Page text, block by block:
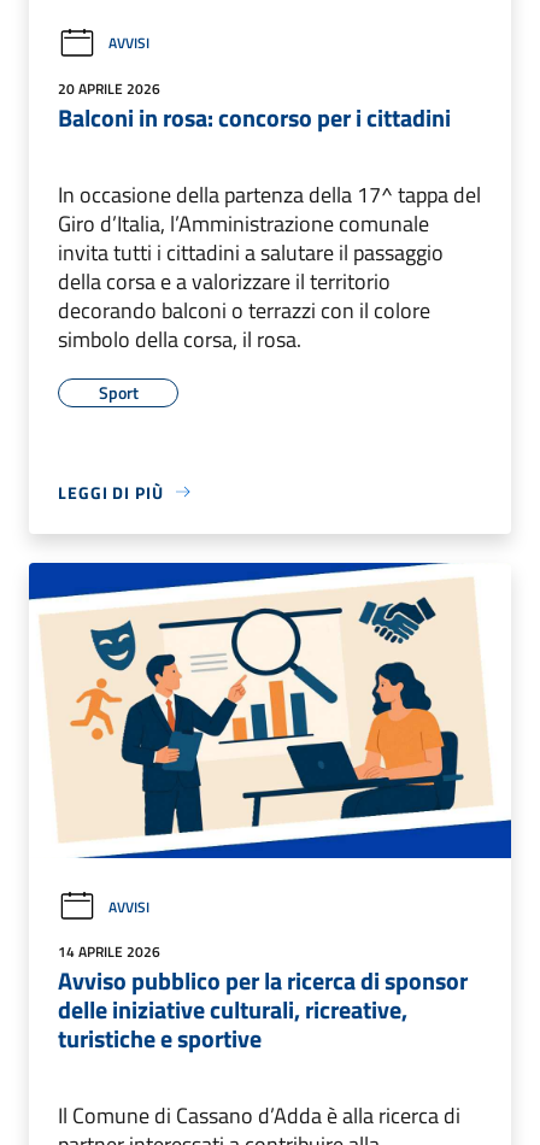
AVVISI
20 APRILE 2026
Balconi in rosa: concorso per i cittadini
In occasione della partenza della 17^ tappa del
Giro d’Italia, l’Amministrazione comunale
invita tutti i cittadini a salutare il passaggio
della corsa e a valorizzare il territorio
decorando balconi o terrazzi con il colore
simbolo della corsa, il rosa.
Sport
LEGGI DI PIÙ
AVVISI
14 APRILE 2026
Avviso pubblico per la ricerca di sponsor
delle iniziative culturali, ricreative,
turistiche e sportive
Il Comune di Cassano d’Adda è alla ricerca di